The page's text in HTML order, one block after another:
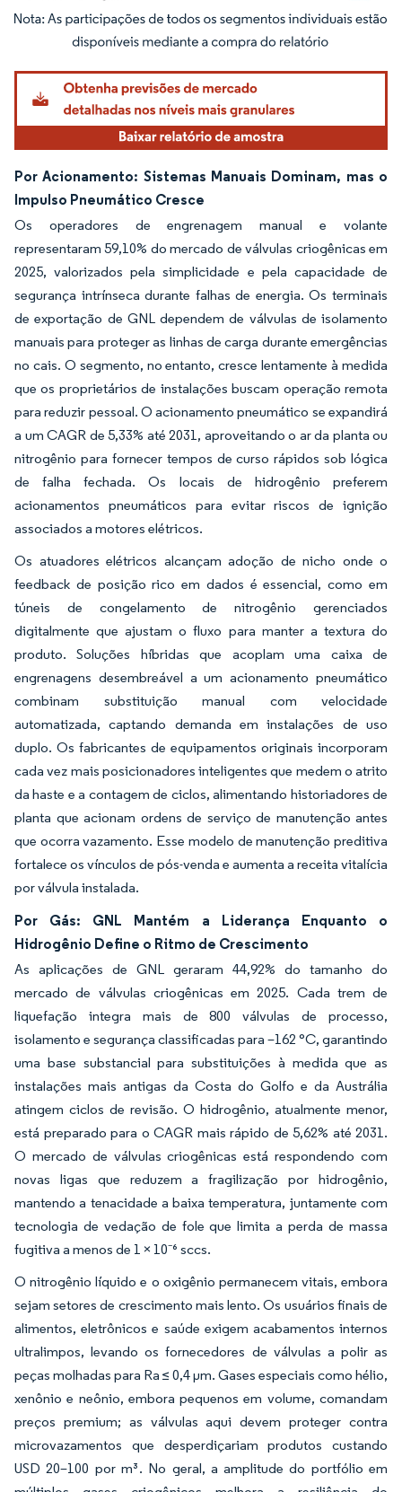
Imagem © Mordor Intelligence. O reuso requer atribuição conforme CC BY 4.0.
Por Acionamento: Sistemas Manuais Dominam, mas o
Impulso Pneumático Cresce
Os operadores de engrenagem manual e volante
representaram 59,10% do mercado de válvulas criogênicas em
2025, valorizados pela simplicidade e pela capacidade de
segurança intrínseca durante falhas de energia. Os terminais
de exportação de GNL dependem de válvulas de isolamento
manuais para proteger as linhas de carga durante emergências
no cais. O segmento, no entanto, cresce lentamente à medida
que os proprietários de instalações buscam operação remota
para reduzir pessoal. O acionamento pneumático se expandirá
a um CAGR de 5,33% até 2031, aproveitando o ar da planta ou
nitrogênio para fornecer tempos de curso rápidos sob lógica
de falha fechada. Os locais de hidrogênio preferem
acionamentos pneumáticos para evitar riscos de ignição
associados a motores elétricos.
Os atuadores elétricos alcançam adoção de nicho onde o
feedback de posição rico em dados é essencial, como em
túneis de congelamento de nitrogênio gerenciados
digitalmente que ajustam o fluxo para manter a textura do
produto. Soluções híbridas que acoplam uma caixa de
engrenagens desembreável a um acionamento pneumático
combinam substituição manual com velocidade
automatizada, captando demanda em instalações de uso
duplo. Os fabricantes de equipamentos originais incorporam
cada vez mais posicionadores inteligentes que medem o atrito
da haste e a contagem de ciclos, alimentando historiadores de
planta que acionam ordens de serviço de manutenção antes
que ocorra vazamento. Esse modelo de manutenção preditiva
fortalece os vínculos de pós-venda e aumenta a receita vitalícia
por válvula instalada.
Por Gás: GNL Mantém a Liderança Enquanto o
Hidrogênio Define o Ritmo de Crescimento
As aplicações de GNL geraram 44,92% do tamanho do
mercado de válvulas criogênicas em 2025. Cada trem de
liquefação integra mais de 800 válvulas de processo,
isolamento e segurança classificadas para –162 °C, garantindo
uma base substancial para substituições à medida que as
instalações mais antigas da Costa do Golfo e da Austrália
atingem ciclos de revisão. O hidrogênio, atualmente menor,
está preparado para o CAGR mais rápido de 5,62% até 2031.
O mercado de válvulas criogênicas está respondendo com
novas ligas que reduzem a fragilização por hidrogênio,
mantendo a tenacidade a baixa temperatura, juntamente com
tecnologia de vedação de fole que limita a perda de massa
fugitiva a menos de 1 × 10⁻⁶ sccs.
O nitrogênio líquido e o oxigênio permanecem vitais, embora
sejam setores de crescimento mais lento. Os usuários finais de
alimentos, eletrônicos e saúde exigem acabamentos internos
ultralimpos, levando os fornecedores de válvulas a polir as
peças molhadas para Ra ≤ 0,4 µm. Gases especiais como hélio,
xenônio e neônio, embora pequenos em volume, comandam
preços premium; as válvulas aqui devem proteger contra
microvazamentos que desperdiçariam produtos custando
USD 20–100 por m³. No geral, a amplitude do portfólio em